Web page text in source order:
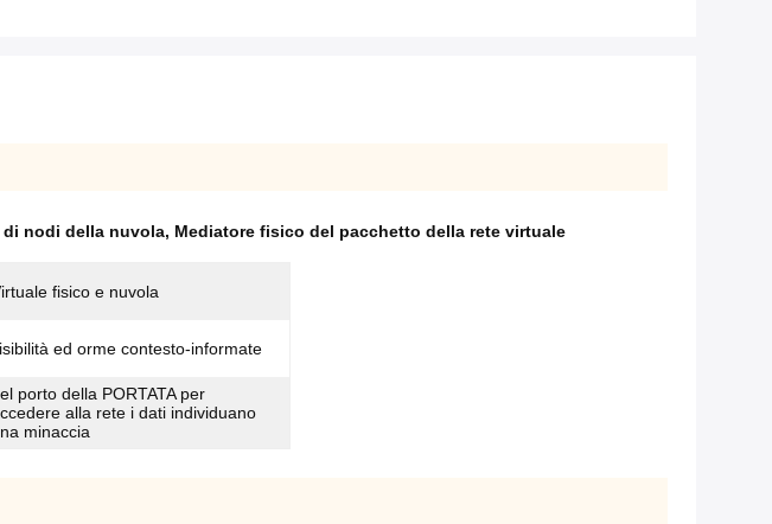
di nodi della nuvola, Mediatore fisico del pacchetto della rete virtuale
fisico e nuvola
ed orme contesto-informate
porto della PORTATA per
alla rete i dati individuano
minaccia